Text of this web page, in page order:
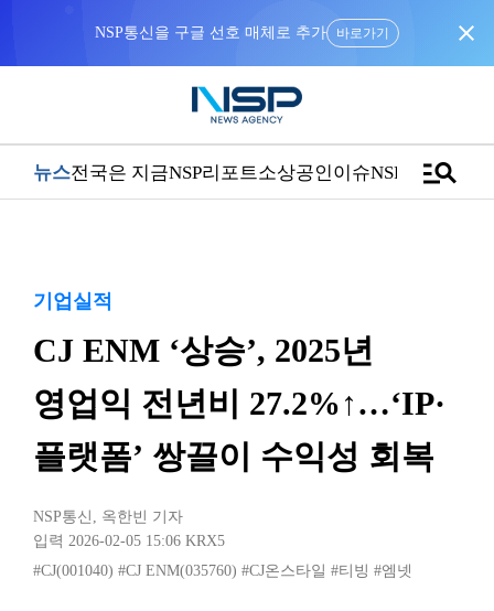
바로가기 close
뉴스전국은 지금NSP리포트소상공인이슈NSPTVmanage_search
기업실적
CJ ENM ‘상승’, 2025년
영업익 전년비 27.2%↑…‘IP·
플랫폼’ 쌍끌이 수익성 회복
NSP통신 , 옥한빈 기자
입력 2026-02-05 15:06 KRX5
#CJ(001040) #CJ ENM(035760) #CJ온스타일 #티빙 #엠넷